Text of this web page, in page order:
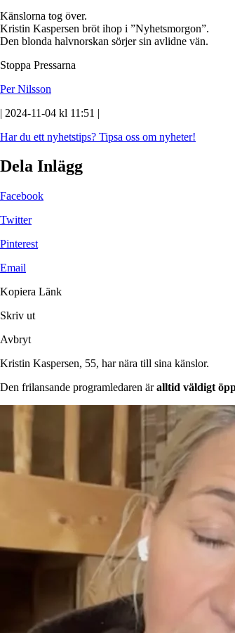
Känslorna tog över.
Kristin Kaspersen bröt ihop i ”Nyhetsmorgon”.
Den blonda halvnorskan sörjer sin avlidne vän.
Stoppa Pressarna
Per Nilsson
| 2024-11-04 kl 11:51 |
Har du ett nyhetstips? Tipsa oss om nyheter!
Dela Inlägg
Facebook
Twitter
Pinterest
Email
Kopiera Länk
Skriv ut
Avbryt
Kristin Kaspersen, 55, har nära till sina känslor.
Den frilansande programledaren äralltid väldigt